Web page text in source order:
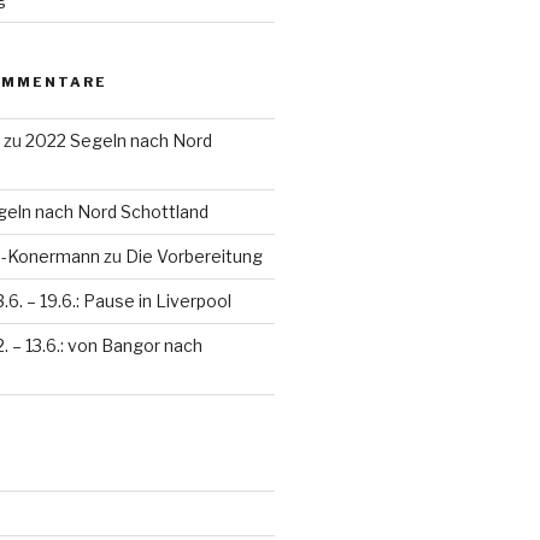
zu 2022 Segeln nach Nord
nach Nord Schottland
Konermann zu Die Vorbereitung
– 19.6.: Pause in Liverpool
– 13.6.: von Bangor nach